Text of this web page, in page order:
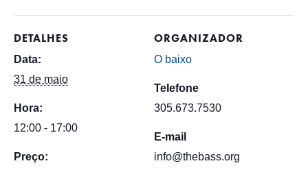
DETALHES
Data:
31 de maio
Hora:
12:00 - 17:00
Preço:
ORGANIZADOR
O baixo
Telefone
305.673.7530
E-mail
info@thebass.org